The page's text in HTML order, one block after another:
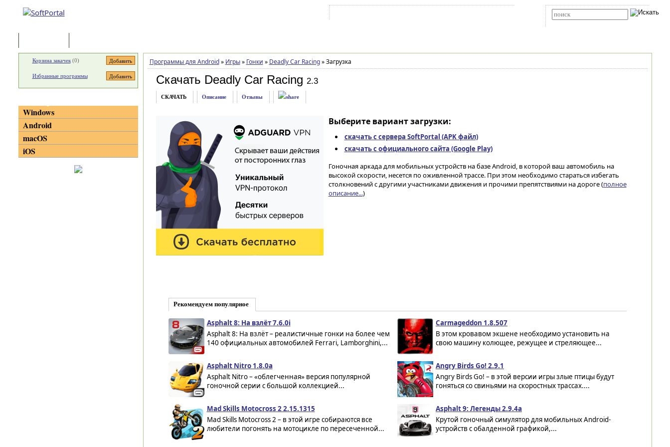
Программы для Android » Игры » Гонки » Deadly Car Racing »Загрузка
Скачать Deadly Car Racing 2.3
СКАЧАТЬ Описание Отзывы
Выберите вариант загрузки:
скачать с сервера SoftPortal (APK файл)
скачать с официального сайта (Google Play)
Гоночная аркада для мобильных устройств на базе Android, в которой ваш автомобиль на
высокой скорости, несется по оживленной трассе. При этом необходимо стараться избегать
столкновений с другими участниками движения и прочими препятствиями на дороге (полное
описание...)
Рекомендуем популярное
Asphalt 8: На взлёт 7.6.0i
Asphalt 8: На взлёт – реалистичные гонки на более чем
140 официальных автомобилей Ferrari, Lamborghini,...
Carmageddon 1.8.507
В этом кровавом экшене необходимо установить на
свою машину колющее, режущее и стреляющее...
Asphalt Nitro 1.8.0a
Asphalt Nitro – «облегченная» версия популярной
гоночной серии с большой коллекцией...
Angry Birds Go! 2.9.1
Angry Birds Go! – в этой версии игры злые птицы будут
гоняться со свиньями на скоростных трассах....
Mad Skills Motocross 2 2.15.1315
Mad Skills Motocross 2 – в этой игре собираются все
любители погонять на мотоцикле по пересеченной...
Asphalt 9: Легенды 2.9.4a
Крутой гоночный симулятор для мобильных Android-
устройств с обалденной графикой,...
Корзина закачек(0)
Избранные программы
Windows
Android
macOS
iOS